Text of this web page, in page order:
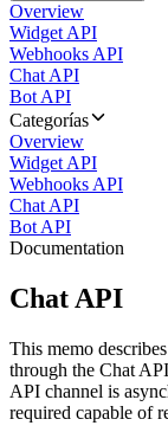
Overview
Widget API
Webhooks API
Chat API
Bot API
Categorías
Overview
Widget API
Webhooks API
Chat API
Bot API
Documentation
Chat API
This memo
through the Chat
API channel is
required capable of